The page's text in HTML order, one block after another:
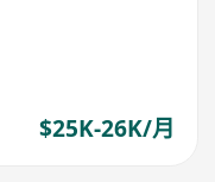
$25K-26K/月